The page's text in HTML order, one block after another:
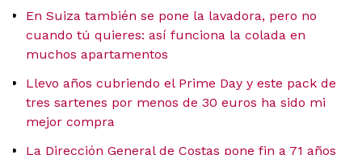
En Suiza también se pone la lavadora, pero no
cuando tú quieres: así funciona la colada en
muchos apartamentos
Llevo años cubriendo el Prime Day y este pack de
tres sartenes por menos de 30 euros ha sido mi
mejor compra
La Dirección General de Costas pone fin a 71 años